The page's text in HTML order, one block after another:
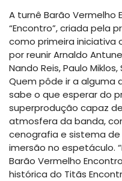
A turnê Barão
“Encontro”, criada pela
como primeira iniciativa
por reunir Arnaldo
Nando Reis, Paulo
Quem pôde ir a alguma
sabe o que esperar do
superprodução capaz
atmosfera da banda,
cenografia e sistema
imersão no espetáculo.
Barão Vermelho
histórica do Titãs